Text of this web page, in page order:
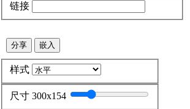
链接
分享 嵌入
样式
尺寸 300x154